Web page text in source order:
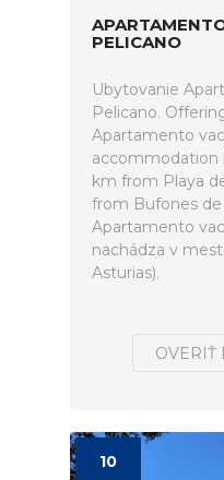
PELICANO
Ubytovanie
Pelicano.
Apartamento
accommodation
km from Playa
from Bufones
Apartamento
nachádza v
Asturias).
OVERIŤ
10